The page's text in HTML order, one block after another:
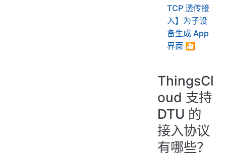
TCP 透传接
入】为子设
备生成 App
界面 🎦
ThingsCl
oud 支持
DTU 的
接入协议
有哪些？